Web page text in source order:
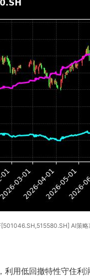
AI策
用低回撤特性守住